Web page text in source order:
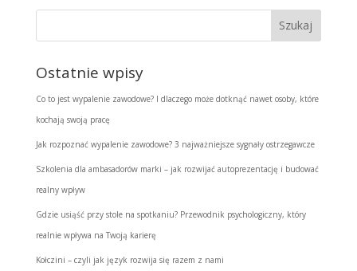
Ostatnie wpisy
Co to jest wypalenie zawodowe? I dlaczego może dotknąć nawet osoby, które
kochają swoją pracę
Jak rozpoznać wypalenie zawodowe? 3 najważniejsze sygnały ostrzegawcze
Szkolenia dla ambasadorów marki – jak rozwijać autoprezentację i budować
realny wpływ
Gdzie usiąść przy stole na spotkaniu? Przewodnik psychologiczny, który
realnie wpływa na Twoją karierę
Kołczini – czyli jak język rozwija się razem z nami